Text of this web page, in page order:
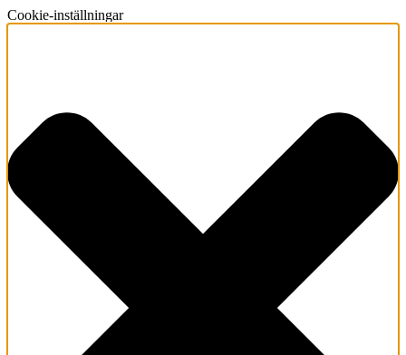
Cookie-inställningar